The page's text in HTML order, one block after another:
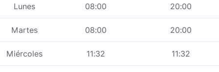
Lunes 08:00 20:00
Martes 08:00 20:00
Miércoles 11:32 11:32